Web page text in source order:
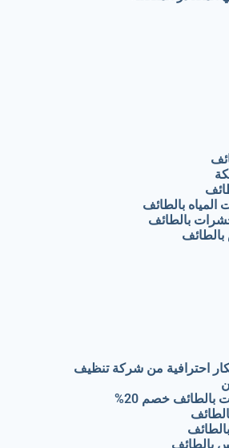
بالطائف
بالطائف
احترافية من شركة تنظيف
خصم 20%
بالطائف